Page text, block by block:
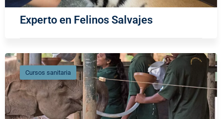
Experto en Felinos Salvajes
Cursos sanitaria